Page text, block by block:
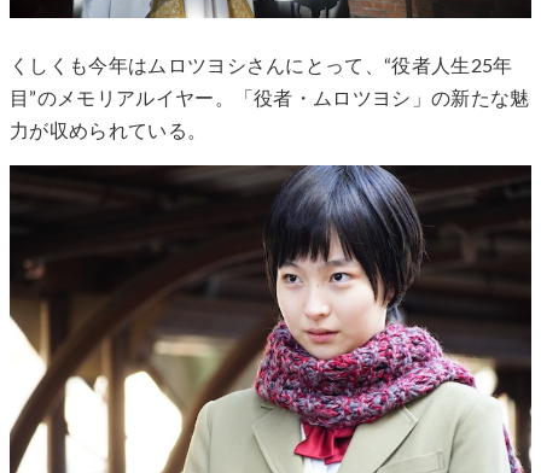
くしくも今年はムロツヨシさんにとって、“役者人生25年
目”のメモリアルイヤー。「役者・ムロツヨシ」の新たな魅
力が収められている。